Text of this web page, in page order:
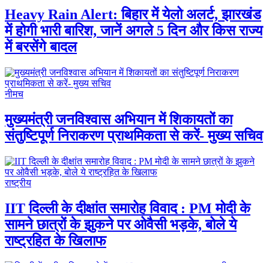
Heavy Rain Alert: बिहार में येलो अलर्ट, झारखंड
में होगी भारी बारिश, जानें अगले 5 दिन और किस राज्य
में बरसेंगे बादल
नीमच
मुख्यमंत्री जनविश्वास अभियान में शिकायतों का
संतुष्टिपूर्ण निराकरण प्राथमिकता से करें- मुख्य सचिव
राष्ट्रीय
IIT दिल्ली के दीक्षांत समारोह विवाद : PM मोदी के
सामने छात्रों के झुकने पर ओवैसी भड़के, बोले ये
राष्ट्रहित के खिलाफ